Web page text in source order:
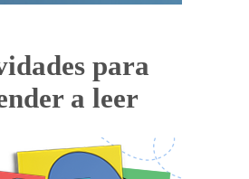
para
a leer